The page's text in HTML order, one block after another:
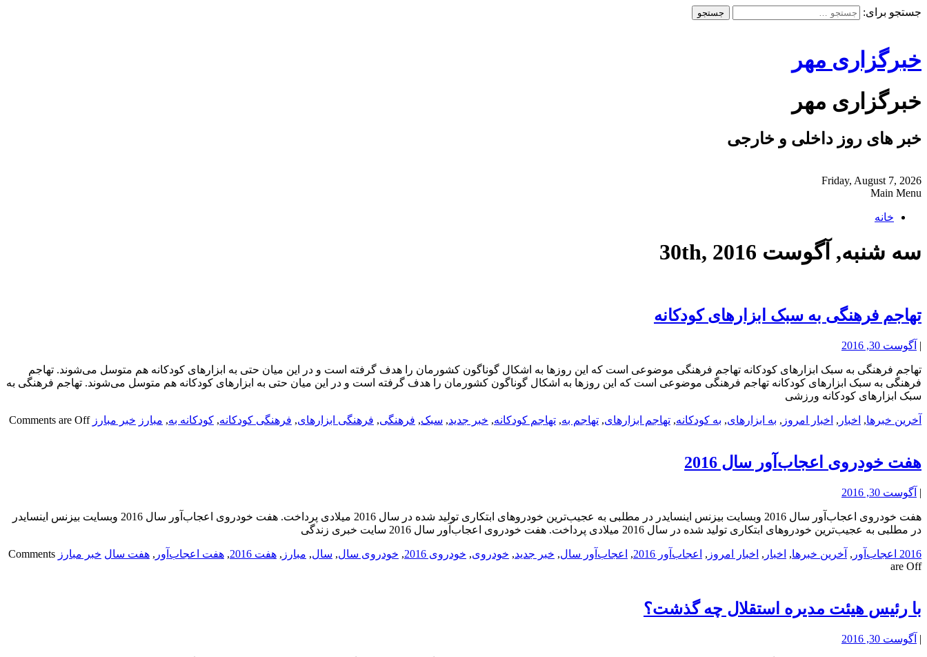
جستجو برای:
خبرگزاری مهر
خبرگزاری مهر
خبر های روز داخلی و خارجی
Friday, August 7, 2026
Main Menu
خانه
سه شنبه, آگوست 30th, 2016
تهاجم فرهنگی به سبک ابزارهای کودکانه
| آگوست 30, 2016
تهاجم فرهنگی به سبک ابزارهای کودکانه تهاجم فرهنگی موضوعی است که این روزها به اشکال گوناگون کشورمان را هدف گرفته است و در این میان حتی به ابزارهای کودکانه هم متوسل می‌شوند. تهاجم
فرهنگی به سبک ابزارهای کودکانه تهاجم فرهنگی موضوعی است که این روزها به اشکال گوناگون کشورمان را هدف گرفته است و در این میان حتی به ابزارهای کودکانه هم متوسل می‌شوند. تهاجم فرهنگی به
سبک ابزارهای کودکانه ورزشی
آخرین خبرها, اخبار , اخبار امروز , به ابزارهای, به کودکانه, تهاجم ابزارهای, تهاجم به, تهاجم کودکانه, خبر جدید, سبک, فرهنگی, فرهنگی ابزارهای, فرهنگی کودکانه, کودکانه به, مبارز خبر مبارز Comments are Off
هفت خودروی اعجاب‌آور سال 2016
| آگوست 30, 2016
هفت خودروی اعجاب‌آور سال 2016 وبسایت بیزنس اینسایدر در مطلبی به عجیب‌ترین خودروهای ابتکاری تولید شده در سال 2016 میلادی پرداخت. هفت خودروی اعجاب‌آور سال 2016 وبسایت بیزنس اینسایدر
در مطلبی به عجیب‌ترین خودروهای ابتکاری تولید شده در سال 2016 میلادی پرداخت. هفت خودروی اعجاب‌آور سال 2016 سایت خبری زندگی
2016 اعجاب‌آور , آخرین خبرها, اخبار , اخبار امروز , اعجاب‌آور 2016 , اعجاب‌آور سال, خبر جدید, خودروی, خودروی 2016 , خودروی سال, سال, مبارز , هفت 2016 , هفت اعجاب‌آور , هفت سال خبر مبارز Comments
are Off
با رئیس هیئت مدیره استقلال چه گذشت؟
| آگوست 30, 2016